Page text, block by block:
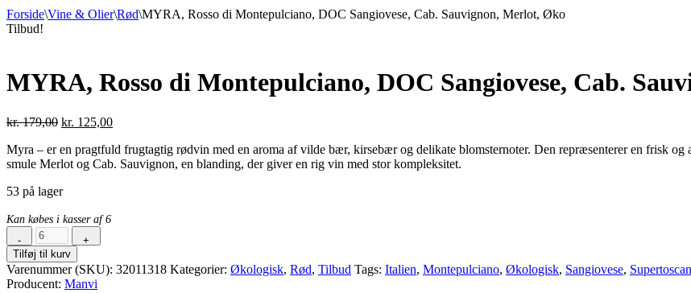
Forside\Vine & Olier\Rød\MYRA, Rosso di Montepulciano, DOC Sangiovese, Cab. Sauvignon, Merlot, Øko
Tilbud!
MYRA, Rosso di Montepulciano, DOC Sangiovese, Cab.
kr.179,00 Den
pris
var:
kr. 125,00Den
pris
er:
Myra – er en pragtfuld frugtagtig rødvin med en aroma af vilde bær, kirsebær og delikate blomsternoter. Den repræsenterer en frisk og
smule Merlot og Cab. Sauvignon, en blanding, der giver en rig vin med stor kompleksitet.
53 på lager
Kan købes i kasser af 6
-
MYRA,
Rosso
di
Montepulciano,
+
Tilføj til kurv
Varenummer (SKU): 32011318 Kategorier: Økologisk, Rød, Tilbud Tags: Italien, Montepulciano, Økologisk, Sangiovese,
Producent: Manvi